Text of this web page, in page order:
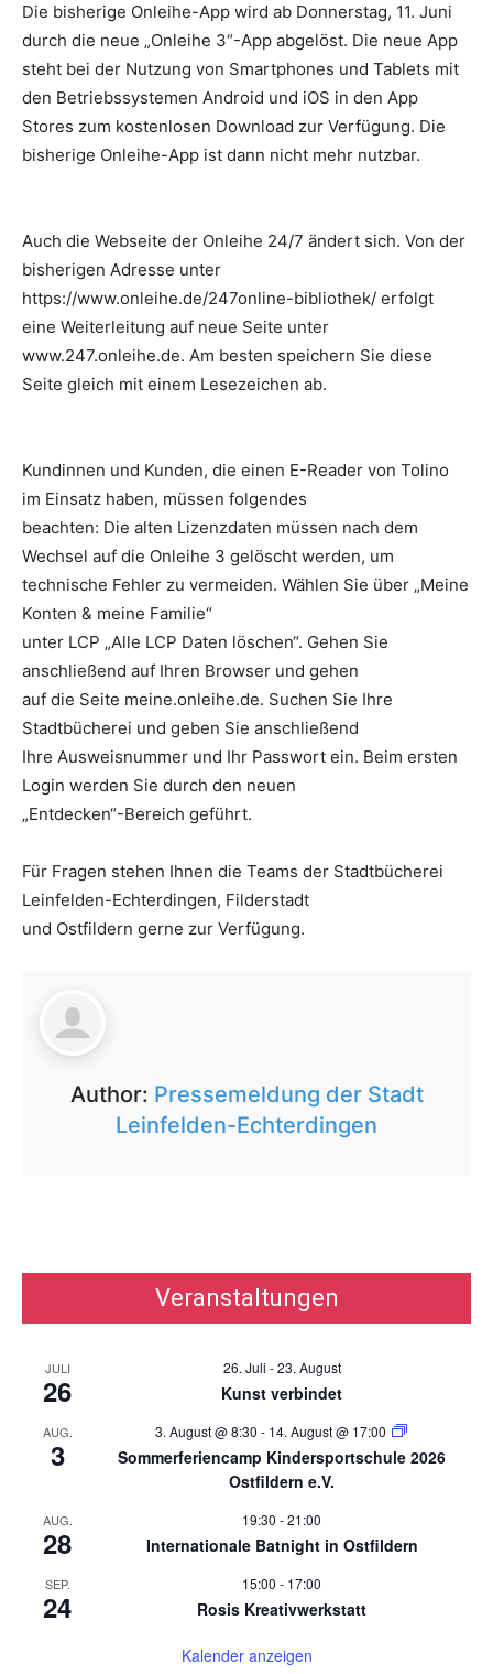
Die bisherige Onleihe-App wird ab Donnerstag, 11. Juni
durch die neue „Onleihe 3“-App abgelöst. Die neue App
steht bei der Nutzung von Smartphones und Tablets mit
den Betriebssystemen Android und iOS in den App
Stores zum kostenlosen Download zur Verfügung. Die
bisherige Onleihe-App ist dann nicht mehr nutzbar.
Auch die Webseite der Onleihe 24/7 ändert sich. Von der
bisherigen Adresse unter
https://www.onleihe.de/247online-bibliothek/ erfolgt
eine Weiterleitung auf neue Seite unter
www.247.onleihe.de. Am besten speichern Sie diese
Seite gleich mit einem Lesezeichen ab.
Kundinnen und Kunden, die einen E-Reader von Tolino
im Einsatz haben, müssen folgendes
beachten: Die alten Lizenzdaten müssen nach dem
Wechsel auf die Onleihe 3 gelöscht werden, um
technische Fehler zu vermeiden. Wählen Sie über „Meine
Konten & meine Familie“
unter LCP „Alle LCP Daten löschen“. Gehen Sie
anschließend auf Ihren Browser und gehen
auf die Seite meine.onleihe.de. Suchen Sie Ihre
Stadtbücherei und geben Sie anschließend
Ihre Ausweisnummer und Ihr Passwort ein. Beim ersten
Login werden Sie durch den neuen
„Entdecken“-Bereich geführt.
Für Fragen stehen Ihnen die Teams der Stadtbücherei
Leinfelden-Echterdingen, Filderstadt
und Ostfildern gerne zur Verfügung.
Author: Pressemeldung der Stadt
Leinfelden-Echterdingen
Veranstaltungen
JULI
26
26. Juli -23. August
Kunst verbindet
AUG.
3
3. August @ 8:30 - 14. August @ 17:00
Sommerferiencamp Kindersportschule 2026
Ostfildern e.V.
AUG.
28
19:30 -21:00
Internationale Batnight in Ostfildern
SEP.
24
15:00 - 17:00
Rosis Kreativwerkstatt
Kalender anzeigen